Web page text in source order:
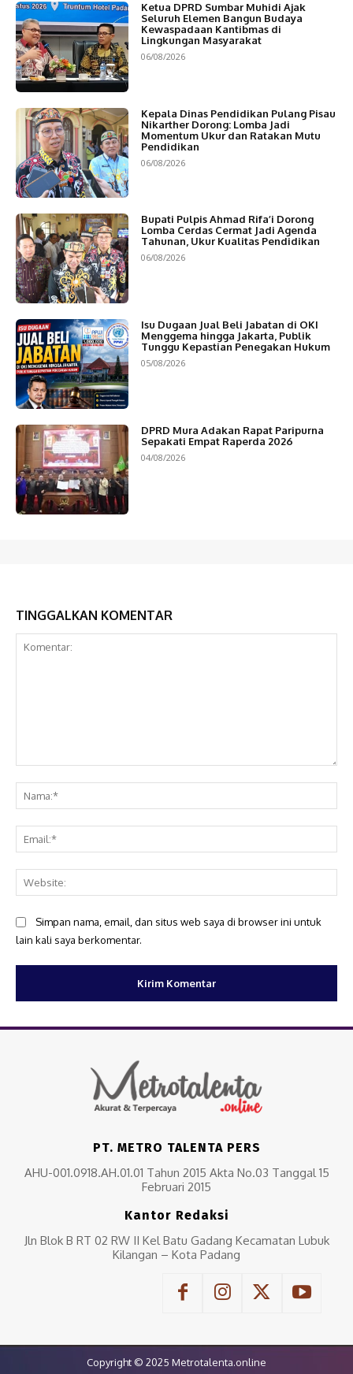
Ketua DPRD Sumbar Muhidi Ajak
Seluruh Elemen Bangun Budaya
Kewaspadaan Kantibmas di
Lingkungan Masyarakat
06/08/2026
Kepala Dinas Pendidikan Pulang Pisau
Nikarther Dorong: Lomba Jadi
Momentum Ukur dan Ratakan Mutu
Pendidikan
06/08/2026
Bupati Pulpis Ahmad Rifa’i Dorong
Lomba Cerdas Cermat Jadi Agenda
Tahunan, Ukur Kualitas Pendidikan
06/08/2026
Isu Dugaan Jual Beli Jabatan di OKI
Menggema hingga Jakarta, Publik
Tunggu Kepastian Penegakan Hukum
05/08/2026
DPRD Mura Adakan Rapat Paripurna
Sepakati Empat Raperda 2026
04/08/2026
TINGGALKAN KOMENTAR
Simpan nama, email, dan situs web saya di browser ini untuk
lain kali saya berkomentar.
PT. METRO TALENTA PERS
AHU-001.0918.AH.01.01 Tahun 2015 Akta No.03 Tanggal 15
Februari 2015
Kantor Redaksi
Jln Blok B RT 02 RW II Kel Batu Gadang Kecamatan Lubuk
Kilangan – Kota Padang
Copyright © 2025 Metrotalenta.online